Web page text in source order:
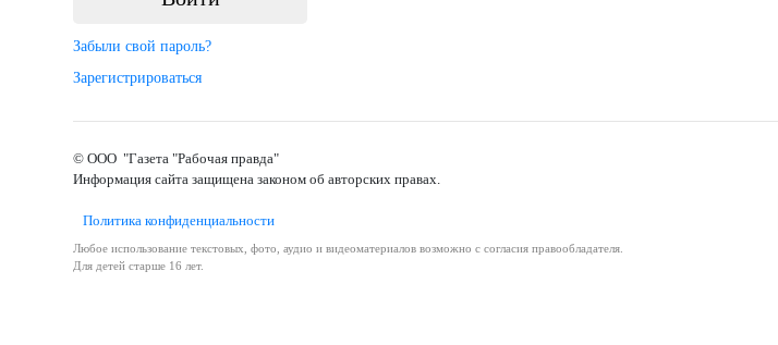
Забыли свой пароль?
Зарегистрироваться
© ООО "Газета "Рабочая правда"
Информация сайта защищена законом об авторских правах.
Политика конфиденциальности
Любое использование текстовых, фото, аудио и видеоматериалов возможно с согласия правообладателя.
Для детей старше 16 лет.